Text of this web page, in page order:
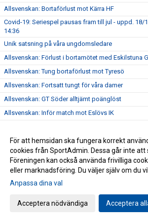
Allsvenskan: Bortaförlust mot Kärra HF
Covid-19: Seriespel pausas fram till jul - uppd. 18/
14:36
Unik satsning på våra ungdomsledare
Allsvenskan: Förlust i bortamötet med Eskilstuna
Allsvenskan: Tung bortaförlust mot Tyresö
Allsvenskan: Fortsatt tungt för våra damer
Allsvenskan: GT Söder alltjämt poänglöst
Allsvenskan: Inför match mot Eslövs IK
Livesändning av matcher i RegionsTolvan
USM för F14: Inför steg 1, 3-4/10
Allsvenskan: Premiärförlust för GT Söder
Allsvenskan: Inför premiären mot Nacka HK
Allsvenskan: Mikaela & Lovisa utsedda till
För att hemsidan ska fungera korrekt
cookies från SportAdmin. Dessa går inte att
Föreningen kan också använda frivilliga
eller marknadsföring. Du väljer själv om du
Anpassa dina val
Acceptera nödvändiga Acceptera